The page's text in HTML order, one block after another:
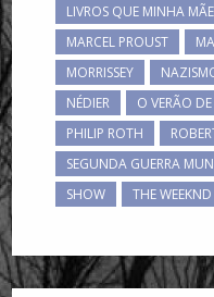
LIVROS QUE MINHA
MARCEL PROUST
MORRISSEY
NÉDIER
O VERÃO
PHILIP ROTH
SEGUNDA GUERRA
SHOW
THE WEEKND